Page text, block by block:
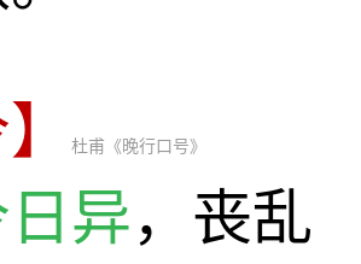
杜甫《晚行口号》
异，丧乱